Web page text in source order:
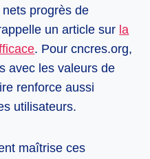
progrès de
un article sur la
. Pour cncres.org,
avec les valeurs de
renforce aussi
utilisateurs.
maîtrise ces